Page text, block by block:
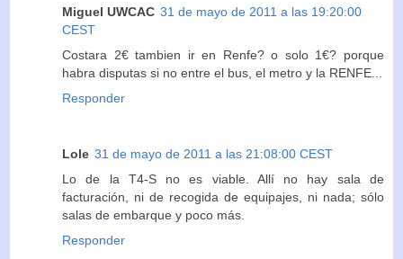
Miguel UWCAC 31 de mayo de 2011 a las 19:20:00
CEST
Costara 2€ tambien ir en Renfe? o solo 1€? porque
habra disputas si no entre el bus, el metro y la RENFE...
Responder
Lole 31 de mayo de 2011 a las 21:08:00 CEST
Lo de la T4-S no es viable. Allí no hay sala de
facturación, ni de recogida de equipajes, ni nada; sólo
salas de embarque y poco más.
Responder